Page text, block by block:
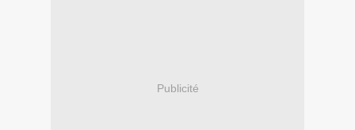
Publicité